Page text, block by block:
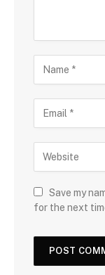
Save my
for the next